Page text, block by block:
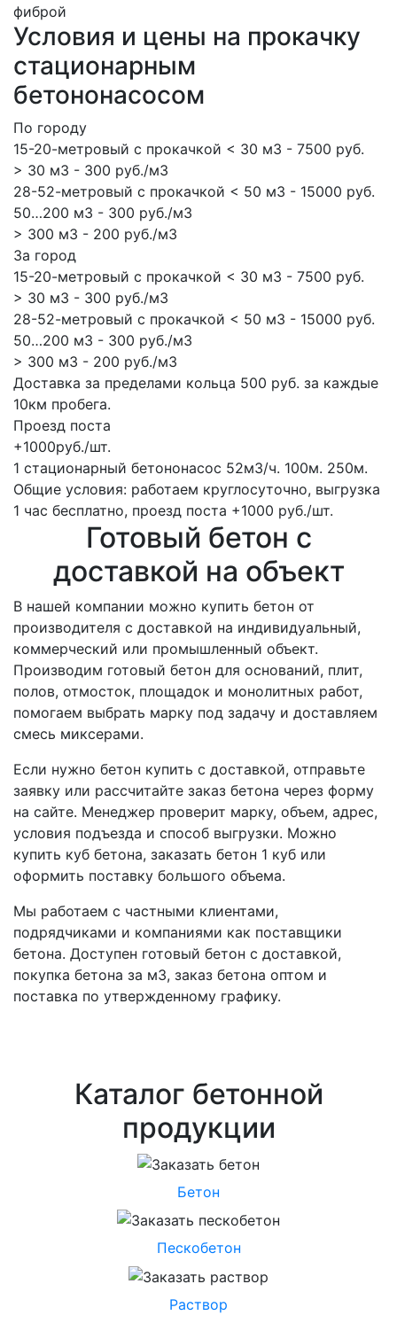
фиброй
Условия и цены на прокачку
стационарным
бетононасосом
По городу
15-20-метровый с прокачкой < 30 м3 - 7500 руб.
> 30 м3 - 300 руб./м3
28-52-метровый с прокачкой < 50 м3 - 15000 руб.
50…200 м3 - 300 руб./м3
> 300 м3 - 200 руб./м3
За город
15-20-метровый с прокачкой < 30 м3 - 7500 руб.
> 30 м3 - 300 руб./м3
28-52-метровый с прокачкой < 50 м3 - 15000 руб.
50…200 м3 - 300 руб./м3
> 300 м3 - 200 руб./м3
Доставка за пределами кольца 500 руб. за каждые
10км пробега.
Проезд поста
+1000руб./шт.
1 стационарный бетононасос 52м3/ч. 100м. 250м.
Общие условия: работаем круглосуточно, выгрузка
1 час бесплатно, проезд поста +1000 руб./шт.
Готовый бетон с
доставкой на объект
В нашей компании можно купить бетон от
производителя с доставкой на индивидуальный,
коммерческий или промышленный объект.
Производим готовый бетон для оснований, плит,
полов, отмосток, площадок и монолитных работ,
помогаем выбрать марку под задачу и доставляем
смесь миксерами.
Если нужно бетон купить с доставкой, отправьте
заявку или рассчитайте заказ бетона через форму
на сайте. Менеджер проверит марку, объем, адрес,
условия подъезда и способ выгрузки. Можно
купить куб бетона, заказать бетон 1 куб или
оформить поставку большого объема.
Мы работаем с частными клиентами,
подрядчиками и компаниями как поставщики
бетона. Доступен готовый бетон с доставкой,
покупка бетона за м3, заказ бетона оптом и
поставка по утвержденному графику.
Каталог бетонной
продукции
Бетон
Пескобетон
Раствор